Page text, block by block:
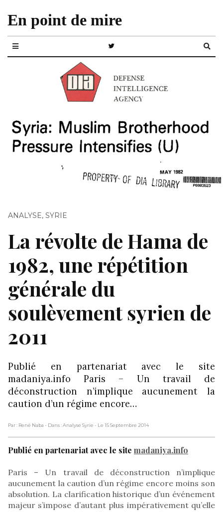
En point de mire
ANALYSE, SYRIE
La révolte de Hama de
1982, une répétition
générale du
soulèvement syrien de
2011
Publié en partenariat avec le site
madaniya.info Paris – Un travail de
déconstruction n’implique aucunement la
caution d’un régime encore…
Par : René Naba - Dans : Analyse Syrie - Le 15 Septembre 2014
Publié en partenariat avec le site madaniya.info
Paris – Un travail de déconstruction n’implique
aucunement la caution d’un régime encore moins son
absolution. La clarification historique d’un événement
majeur s’impose d’autant plus impérativement qu’elle